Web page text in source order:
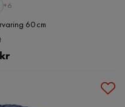
+6
60 cm